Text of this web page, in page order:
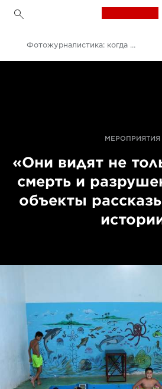
Visa pour l'image 2021
Фотожурналистика: когда объекты становятся рассказчиками
МЕРОПРИЯТИЯ
«Они видят не
смерть и
объекты